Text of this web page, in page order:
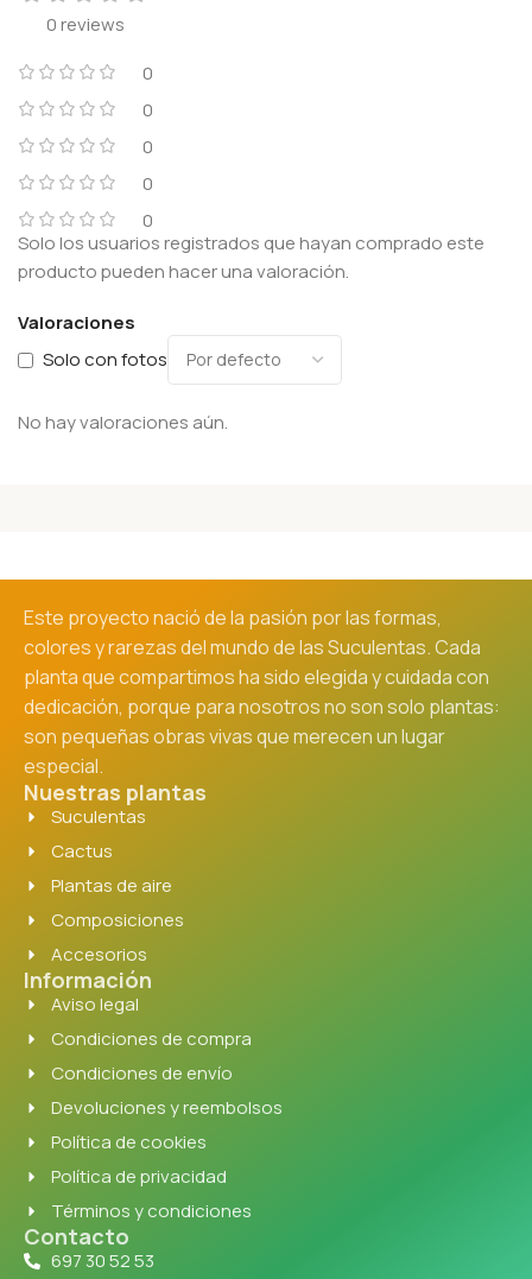
0 reviews
0
0
0
0
0
Valoraciones
Solo con fotos
No hay valoraciones aún.
Solo los usuarios registrados que hayan comprado este
producto pueden hacer una valoración.
Este proyecto nació de la pasión por las formas,
colores y rarezas del mundo de las Suculentas. Cada
planta que compartimos ha sido elegida y cuidada con
dedicación, porque para nosotros no son solo plantas:
son pequeñas obras vivas que merecen un lugar
especial.
Nuestras plantas
Suculentas
Cactus
Plantas de aire
Composiciones
Accesorios
Información
Aviso legal
Condiciones de compra
Condiciones de envío
Devoluciones y reembolsos
Política de cookies
Política de privacidad
Términos y condiciones
Contacto
697 30 52 53